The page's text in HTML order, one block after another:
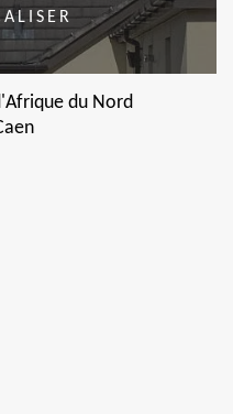
du Nord